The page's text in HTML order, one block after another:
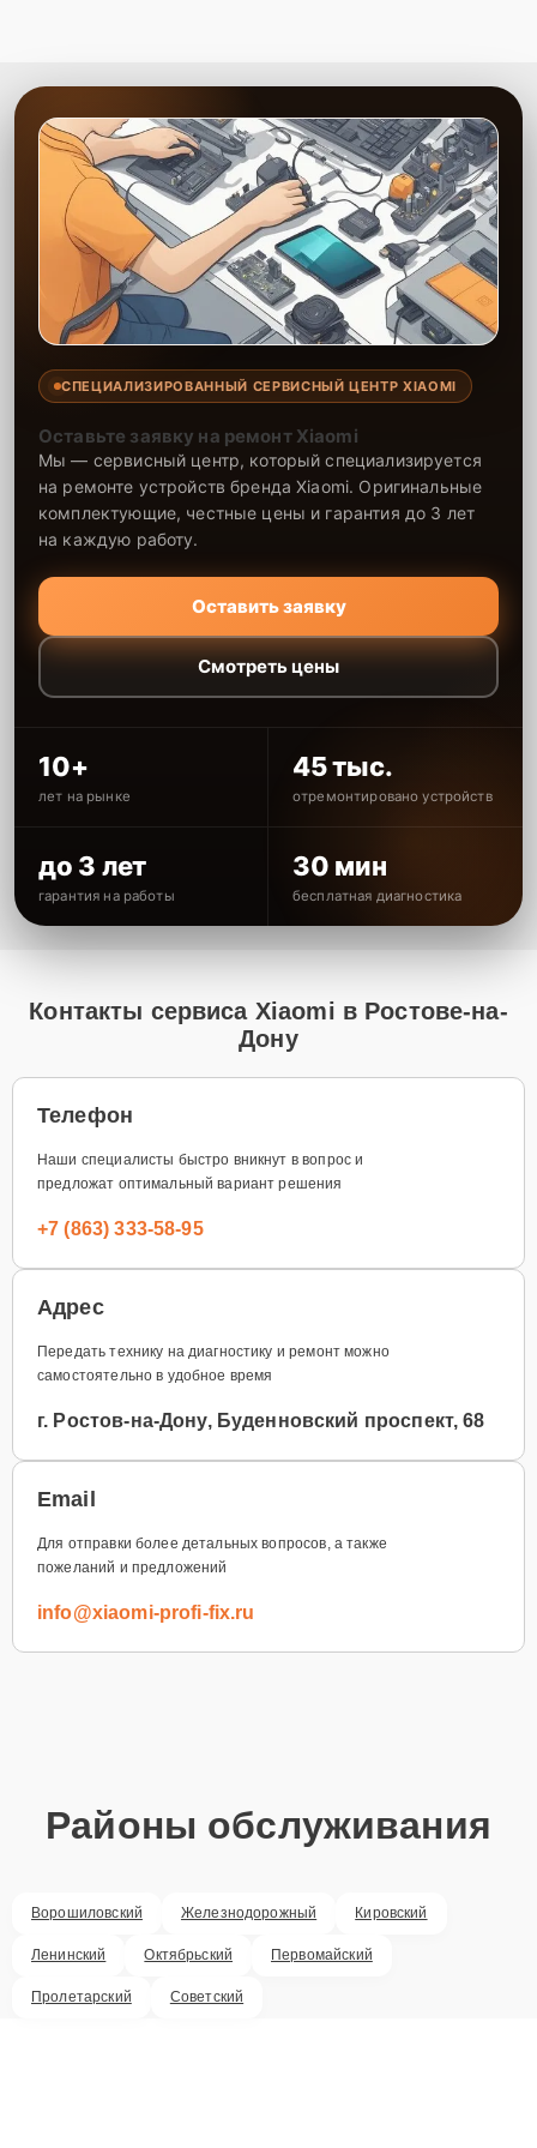
СПЕЦИАЛИЗИРОВАННЫЙ СЕРВИСНЫЙ ЦЕНТР XIAOMI
Оставьте заявку на ремонт Xiaomi
Мы — сервисный центр, который специализируется
на ремонте устройств бренда Xiaomi. Оригинальные
комплектующие, честные цены и гарантия до 3 лет
на каждую работу.
Оставить заявку
Смотреть цены
10+
лет на рынке
45 тыс.
отремонтировано устройств
до 3 лет
гарантия на работы
30 мин
бесплатная диагностика
Контакты сервиса Xiaomi в Ростове-на-
Дону
Телефон
Наши специалисты быстро вникнут в вопрос и
предложат оптимальный вариант решения
+7 (863) 333-58-95
Адрес
Передать технику на диагностику и ремонт можно
самостоятельно в удобное время
г. Ростов-на-Дону, Буденновский проспект, 68
Email
Для отправки более детальных вопросов, а также
пожеланий и предложений
info@xiaomi-profi-fix.ru
Районы обслуживания
Ворошиловский Железнодорожный Кировский
Ленинский Октябрьский Первомайский
Пролетарский Советский